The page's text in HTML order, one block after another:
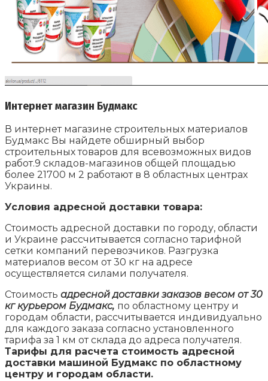
Интернет магазин Будмакс
В интернет магазине строительных материалов
Будмакс Вы найдете обширный выбор
строительных товаров для всевозможных видов
работ.9 складов-магазинов общей площадью
более 21700 м 2 работают в 8 областных центрах
Украины.
Условия адресной доставки товара:
Стоимость адресной доставки по городу, области
и Украине рассчитывается согласно тарифной
сетки компаний перевозчиков. Разгрузка
материалов весом от 30 кг на адресе
осуществляется силами получателя.
Стоимость адресной доставки заказов весом от 30
кг курьером Будмакс, по областному центру и
городам области, рассчитывается индивидуально
для каждого заказа согласно установленного
тарифа за 1 км от склада до адреса получателя.
Тарифы для расчета стоимость адресной
доставки машиной Будмакс по областному
центру и городам области.